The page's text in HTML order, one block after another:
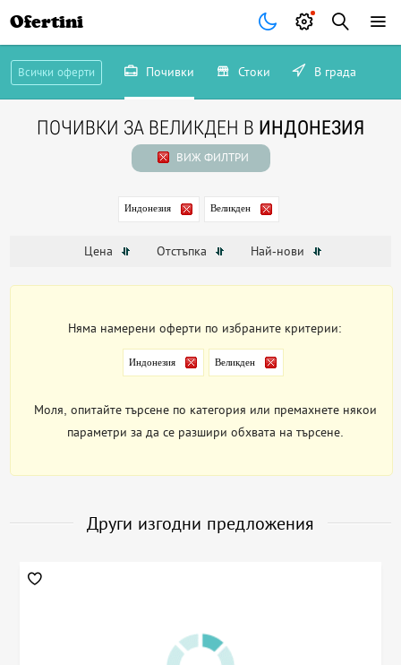
Ofertini
Всички оферти Почивки Стоки В града
ПОЧИВКИ ЗА ВЕЛИКДЕН В ИНДОНЕЗИЯ
ВИЖ ФИЛТРИ
Индонезия Великден
Цена Отстъпка Най-нови
Няма намерени оферти по избраните критерии:
Индонезия Великден
Моля, опитайте търсене по категория или премахнете някои
параметри за да се разшири обхвата на търсене.
Други изгодни предложения